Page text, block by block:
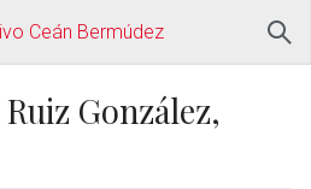
Ceán Bermúdez
González,